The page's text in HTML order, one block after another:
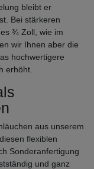
bleibt er
Bei stärkeren
¾ Zoll, wie im
wir Ihnen aber die
hochwertigere
erhöht.
aus unserem
flexiblen
Sonderanfertigung
und ganz